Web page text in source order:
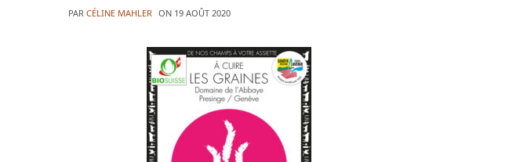
PAR CÉLINE MAHLER ON 19 AOÛT 2020